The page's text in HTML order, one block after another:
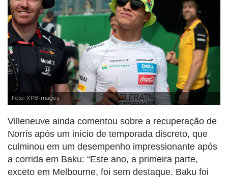
Foto: XPB Images
Villeneuve ainda comentou sobre a recuperação de
Norris após um início de temporada discreto, que
culminou em um desempenho impressionante após
a corrida em Baku: “Este ano, a primeira parte,
exceto em Melbourne, foi sem destaque. Baku foi